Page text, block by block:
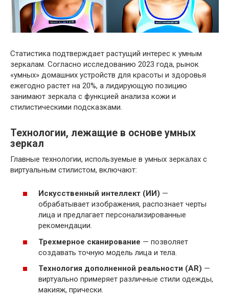
Статистика подтверждает растущий интерес к умным
зеркалам. Согласно исследованию 2023 года, рынок
«умных» домашних устройств для красоты и здоровья
ежегодно растет на 20%, а лидирующую позицию
занимают зеркала с функцией анализа кожи и
стилистическими подсказками.
Технологии, лежащие в основе умных
зеркал
Главные технологии, используемые в умных зеркалах с
виртуальным стилистом, включают:
Искусственный интеллект (ИИ) —
обрабатывает изображения, распознает черты
лица и предлагает персонализированные
рекомендации.
Трехмерное сканирование — позволяет
создавать точную модель лица и тела.
Технология дополненной реальности (AR) —
виртуально примеряет различные стили одежды,
макияж, прически.